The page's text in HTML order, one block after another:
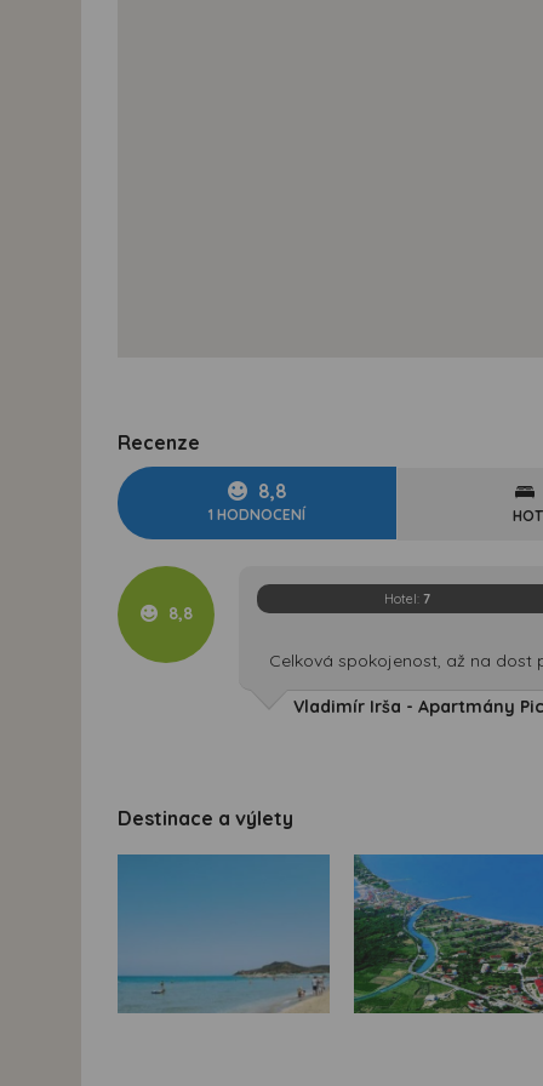
Recenze
8,8
1 HODNOCENÍ
8,8
Hotel: 7
Celková spokojenost, až na dost
Vladimír Irša - Apartmány
Destinace a výlety